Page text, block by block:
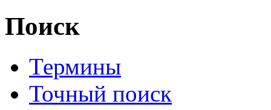
Поиск
Термины
Точный поиск